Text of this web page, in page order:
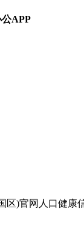
公APP
区)官网人口健康